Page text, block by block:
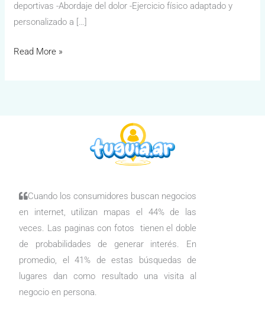
deportivas -Abordaje del dolor -Ejercicio físico adaptado y
personalizado a […]
Read More »
Cuando los consumidores buscan negocios
en internet, utilizan mapas el 44% de las
veces. Las paginas con fotos tienen el doble
de probabilidades de generar interés. En
promedio, el 41% de estas búsquedas de
lugares dan como resultado una visita al
negocio en persona.